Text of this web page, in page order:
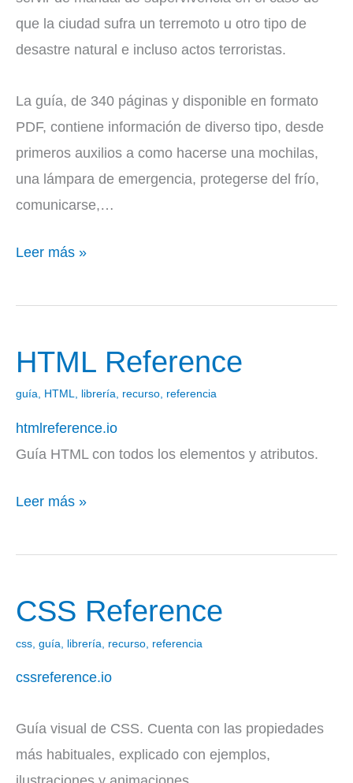
que la ciudad sufra un terremoto u otro tipo de
desastre natural e incluso actos terroristas.
La guía, de 340 páginas y disponible en formato
PDF, contiene información de diverso tipo, desde
primeros auxilios a como hacerse una mochilas,
una lámpara de emergencia, protegerse del frío,
comunicarse,…
Leer más »
HTML Reference
guía, HTML, librería, recurso, referencia
htmlreference.io
Guía HTML con todos los elementos y atributos.
HTML
Leer más »
CSS Reference
css guía librería recurso referencia
cssreference.io
Guía visual de CSS. Cuenta con las propiedades
más habituales, explicado con ejemplos,
CSS